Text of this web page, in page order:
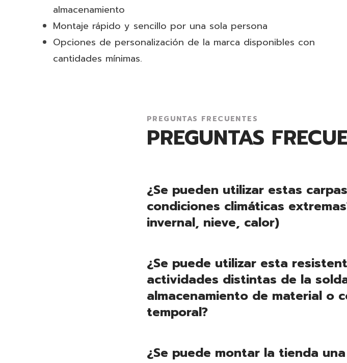
almacenamiento
Montaje rápido y sencillo por una sola persona
Opciones de personalización de la marca disponibles con
cantidades mínimas.
PREGUNTAS FRECUENTES
PREGUNTAS
¿Se pueden utilizar estas
condiciones climáticas
invernal, nieve, calor)
¿Se puede utilizar esta
actividades distintas de la
almacenamiento de material o
temporal?
¿Se puede montar la tienda